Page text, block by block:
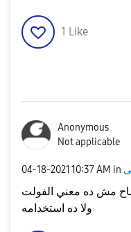
1 Like
Anonymous
Not applicable
‎04-18-2021 10:37 AM in
مش ده معني الفولت
ولا ده استخدامه